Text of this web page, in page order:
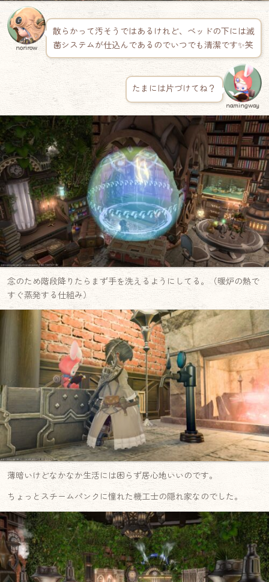
norirow
散らかって汚そうではあるけれど、ベッドの下には滅
菌システムが仕込んであるのでいつでも清潔です✨笑
たまには片づけてね？
namingway
念のため階段降りたらまず手を洗えるようにしてる。（暖炉の熱で
すぐ蒸発する仕組み）
薄暗いけどなかなか生活には困らず居心地いいのです。
ちょっとスチームパンクに憧れた機工士の隠れ家なのでした。